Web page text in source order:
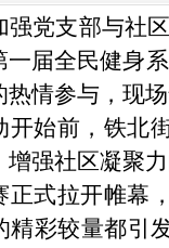
强党支部与社
一届全民健身
热情参与，现场
开始前，铁北
增强社区凝聚
正式拉开帷幕
精彩较量都引